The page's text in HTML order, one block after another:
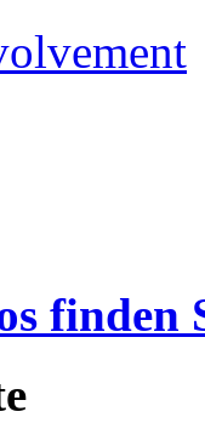
finden